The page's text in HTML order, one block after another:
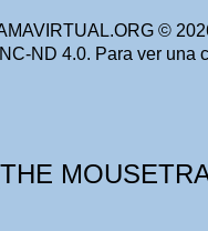
©
ND 4.0. Para ver una